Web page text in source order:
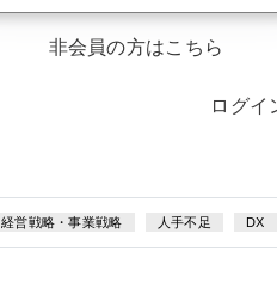
非会員の方はこちら
ログイ
経営戦略・事業戦略 人手不足 DX